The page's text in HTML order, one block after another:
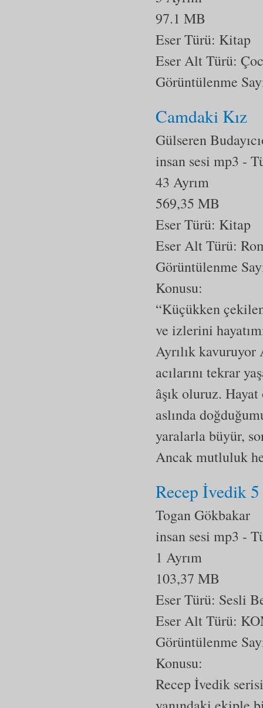
97.1 MB
Eser Türü: Kitap
Eser Alt Türü:
Görüntülenme
Camdaki Kız
Gülseren
insan sesi mp3 -
43 Ayrım
569,35 MB
Eser Türü: Kitap
Eser Alt Türü:
Görüntülenme
Konusu:
“Küçükken
ve izlerini
Ayrılık
acılarını tekrar
âşık oluruz.
aslında
yaralarla büyür,
Ancak mutluluk
Recep İvedik 5
Togan Gökbakar
insan sesi mp3 -
1 Ayrım
103,37 MB
Eser Türü: Sesli
Eser Alt Türü:
Görüntülenme
Konusu:
Recep İvedik